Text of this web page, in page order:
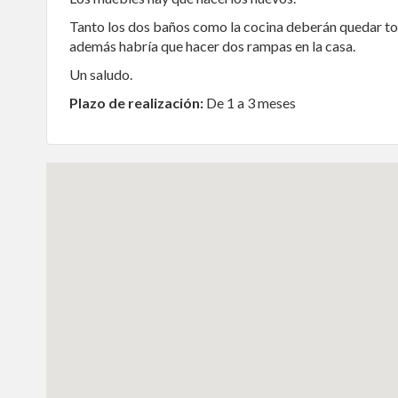
Tanto los dos baños como la cocina deberán quedar
además habría que hacer dos rampas en la casa.
Un saludo.
Plazo de realización: De 1 a 3 meses